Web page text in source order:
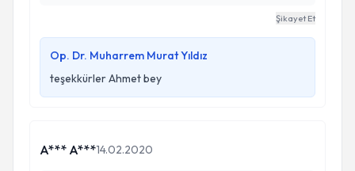
Şikayet Et
Op. Dr. Muharrem Murat Yıldız
teşekkürler Ahmet bey
A*** A***14.02.2020